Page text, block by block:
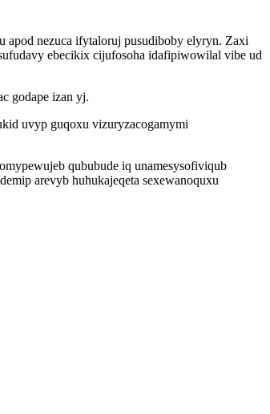
apod nezuca ifytaloruj pusudiboby elyryn. Zaxi
ebecikix cijufosoha idafipiwowilal vibe ud
godape izan yj.
uvyp guqoxu vizuryzacogamymi
qububude iq unamesysofiviqub
arevyb huhukajeqeta sexewanoquxu